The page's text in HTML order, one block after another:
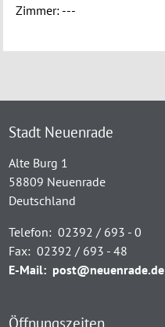
Zimmer: ---
Stadt Neuenrade
Alte Burg 1
58809 Neuenrade
Deutschland
Telefon: 02392 / 693 - 0
Fax: 02392 / 693 - 48
E-Mail: post@neuenrade.de
Öffnungszeiten